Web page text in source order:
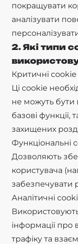
покращувати
аналізувати
2. Які типи
Критичні cookie
Ці cookie
не можуть бути
базові функції,
захищених
Функціональні
Дозволяють
користувача
забезпечувати
Аналітичні
інформації про
трафіку та